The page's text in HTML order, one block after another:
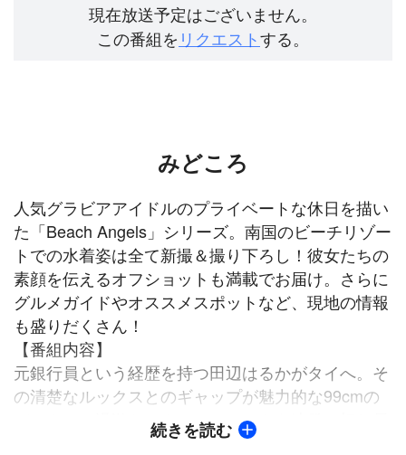
現在放送予定はございません。
この番組を リクエストする。
みどころ
人気グラビアアイドルのプライベートな休日を描い
た「Beach Angels」シリーズ。南国のビーチリゾー
トでの水着姿は全て新撮＆撮り下ろし！彼女たちの
素顔を伝えるオフショットも満載でお届け。さらに
グルメガイドやオススメスポットなど、現地の情報
も盛りだくさん！
【番組内容】
元銀行員という経歴を持つ田辺はるかがタイへ。そ
の清楚なルックスとのギャップが魅力的な99cmの
バストで、過激なセクシーショットを連発。切れ長
で涼しげ、でも意思の強そうな眼差しがとても印象
続きを読む